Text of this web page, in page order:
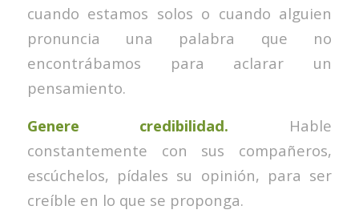
cuando estamos solos o cuando alguien
pronuncia una palabra que no
encontrábamos para aclarar un
pensamiento.
Genere credibilidad. Hable
constantemente con sus compañeros,
escúchelos, pídales su opinión, para ser
creíble en lo que se proponga.